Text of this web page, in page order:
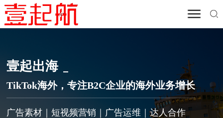
壹起出海
TikTok海外，专注B2C企业的海外业务增长
广告素材｜短视频营销｜广告运维｜达人合作